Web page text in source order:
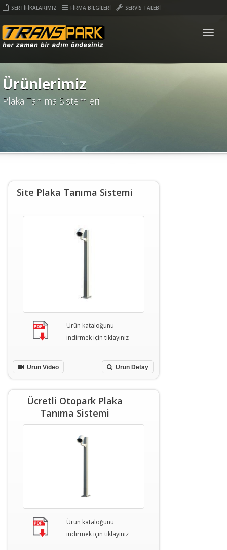
SERTİFİKALARIMIZ FİRMA BİLGİLERİ SERVİS TALEBİ
Ürünlerimiz
Plaka Tanıma Sistemleri
Site Plaka Tanıma Sistemi
Ürün kataloğunu
indirmek için tıklayınız
Ürün Detay
Ürün Video
Ücretli Otopark Plaka
Tanıma Sistemi
Ürün kataloğunu
indirmek için tıklayınız